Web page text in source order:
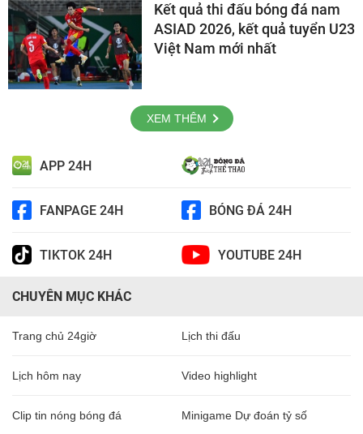
Kết quả thi đấu bóng đá nam
ASIAD 2026, kết quả tuyển U23
Việt Nam mới nhất
XEM THÊM
APP 24H
FANPAGE 24H BÓNG ĐÁ 24H
TIKTOK 24H YOUTUBE 24H
CHUYÊN MỤC KHÁC
Trang chủ 24giờ Lịch thi đấu
Lịch hôm nay Video highlight
Clip tin nóng bóng đá Minigame Dự đoán tỷ số